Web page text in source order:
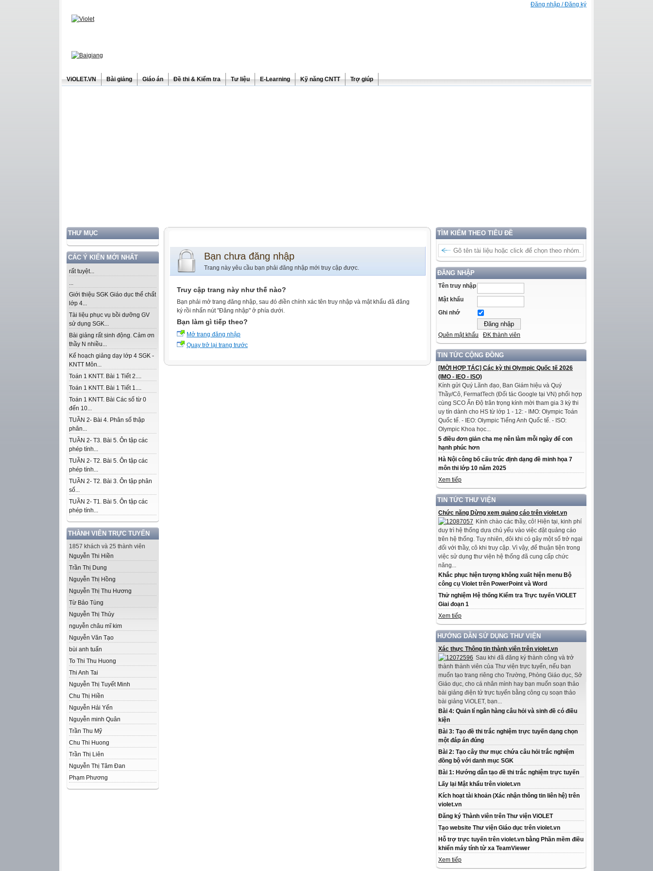
Đăng nhập / Đăng ký
ViOLET.VN Bài giảng Giáo án Đề thi & Kiểm tra Tư liệu E-Learning Kỹ năng CNTT Trợ giúp
THƯ MỤC
CÁC Ý KIẾN MỚI NHẤT
rất tuyệt...
...
Giới thiệu SGK Giáo dục thể chất
lớp 4...
Tài liệu phục vụ bồi dưỡng GV
sử dụng SGK...
Bài giảng rất sinh động. Cảm ơn
thầy N nhiều...
Kế hoạch giảng dạy lớp 4 SGK -
KNTT Môn...
Toán 1 KNTT. Bài 1 Tiết 2....
Toán 1 KNTT. Bài 1 Tiết 1....
Toán 1 KNTT. Bài Các số từ 0
đến 10...
TUẦN 2- Bài 4. Phân số thập
phân...
TUẦN 2- T3. Bài 5. Ôn tập các
phép tính...
TUẦN 2- T2. Bài 5. Ôn tập các
phép tính...
TUẦN 2- T2. Bài 3. Ôn tập phân
số...
TUẦN 2- T1. Bài 5. Ôn tập các
phép tính...
THÀNH VIÊN TRỰC TUYẾN
1857 khách và 25 thành viên
Nguyễn Thi Hiền
Trần Thị Dung
Nguyễn Thị Hồng
Nguyễn Thị Thu Hương
Từ Bảo Tùng
Nguyễn Thị Thủy
nguyễn châu mĩ kim
Nguyễn Văn Tạo
bùi anh tuấn
To Thi Thu Huong
Thi Anh Tai
Nguyễn Thị Tuyết Minh
Chu Thị Hiền
Nguyễn Hải Yến
Nguyễn minh Quân
Trần Thu Mỹ
Chu Thi Huong
Trần Thị Liên
Nguyễn Thị Tâm Đan
Phạm Phương
TÌM KIẾM THEO TIÊU ĐỀ
ĐĂNG NHẬP
Tên truy nhập
Mật khẩu
Ghi nhớ
Quên mật khẩu ĐK thành viên
TIN TỨC CỘNG ĐỒNG
[MỜI HỢP TÁC] Các kỳ thi Olympic Quốc tế 2026
(IMO - IEO - ISO)
Kính gửi Quý Lãnh đạo, Ban Giám hiệu và Quý
Thầy/Cô, FermatTech (Đối tác Google tại VN) phối hợp
cùng SCO Ấn Độ trân trọng kính mời tham gia 3 kỳ thi
uy tín dành cho HS từ lớp 1 - 12: - IMO: Olympic Toán
Quốc tế. - IEO: Olympic Tiếng Anh Quốc tế. - ISO:
Olympic Khoa học...
5 điều đơn giản cha mẹ nên làm mỗi ngày để con
hạnh phúc hơn
Hà Nội công bố cấu trúc định dạng đề minh họa 7
môn thi lớp 10 năm 2025
Xem tiếp
TIN TỨC THƯ VIỆN
Chức năng Dừng xem quảng cáo trên violet.vn
Kính chào các thầy, cô! Hiện tại, kinh phí
duy trì hệ thống dựa chủ yếu vào việc đặt quảng cáo
trên hệ thống. Tuy nhiên, đôi khi có gây một số trở ngại
đối với thầy, cô khi truy cập. Vì vậy, để thuận tiện trong
việc sử dụng thư viện hệ thống đã cung cấp chức
năng...
Khắc phục hiện tượng không xuất hiện menu Bộ
công cụ Violet trên PowerPoint và Word
Thử nghiệm Hệ thống Kiểm tra Trực tuyến ViOLET
Giai đoạn 1
Xem tiếp
HƯỚNG DẪN SỬ DỤNG THƯ VIỆN
Xác thực Thông tin thành viên trên violet.vn
Sau khi đã đăng ký thành công và trở
thành thành viên của Thư viện trực tuyến, nếu bạn
muốn tạo trang riêng cho Trường, Phòng Giáo dục, Sở
Giáo dục, cho cá nhân mình hay bạn muốn soạn thảo
bài giảng điện tử trực tuyến bằng công cụ soạn thảo
bài giảng ViOLET, bạn...
Bài 4: Quản lí ngân hàng câu hỏi và sinh đề có điều
kiện
Bài 3: Tạo đề thi trắc nghiệm trực tuyến dạng chọn
một đáp án đúng
Bài 2: Tạo cây thư mục chứa câu hỏi trắc nghiệm
đồng bộ với danh mục SGK
Bài 1: Hướng dẫn tạo đề thi trắc nghiệm trực tuyến
Lấy lại Mật khẩu trên violet.vn
Kích hoạt tài khoản (Xác nhận thông tin liên hệ) trên
violet.vn
Đăng ký Thành viên trên Thư viện ViOLET
Tạo website Thư viện Giáo dục trên violet.vn
Hỗ trợ trực tuyến trên violet.vn bằng Phần mềm điều
khiển máy tính từ xa TeamViewer
Xem tiếp
Bạn chưa đăng nhập
Trang này yêu cầu bạn phải đăng nhập mới truy cập được.
Truy cập trang này như thế nào?
Bạn phải mở trang đăng nhập, sau đó điền chính xác tên truy nhập và mật khẩu đã đăng
ký rồi nhấn nút "Đăng nhập" ở phía dưới.
Bạn làm gì tiếp theo?
Mở trang đăng nhập
Quay trở lại trang trước